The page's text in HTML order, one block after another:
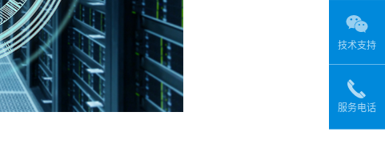
技术支持
服务电话